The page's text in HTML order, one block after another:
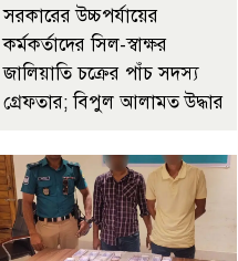
সরকারের উচ্চপর্যায়ের
কর্মকর্তাদের সিল-স্বাক্ষর
জালিয়াতি চক্রের পাঁচ সদস্য
গ্রেফতার; বিপুল আলামত উদ্ধার